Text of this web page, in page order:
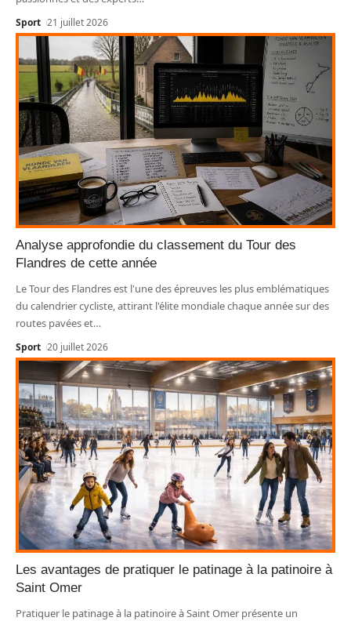
Sport 21 juillet 2026
Analyse approfondie du classement du Tour des
Flandres de cette année
Le Tour des Flandres est l'une des épreuves les plus emblématiques
du calendrier cycliste, attirant l'élite mondiale chaque année sur des
routes pavées et…
Sport 20 juillet 2026
Les avantages de pratiquer le patinage à la patinoire à
Saint Omer
Pratiquer le patinage à la patinoire à Saint Omer présente un